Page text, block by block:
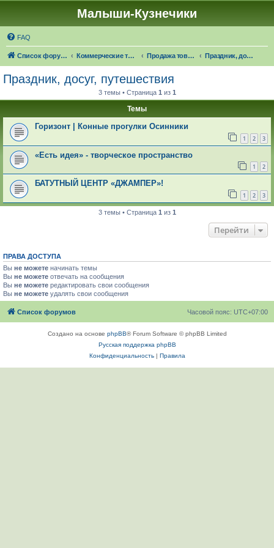
Малыши-Кузнечики
FAQ
Список форумов Коммерческие темы Продажа товаров "в наличии", оказание услуг Праздник, досуг, путешествия
Праздник, досуг, путешествия
3 темы • Страница 1 из 1
Темы
Горизонт | Конные прогулки Осинники
1 2 3
«Есть идея» - творческое пространство
1 2
БАТУТНЫЙ ЦЕНТР «ДЖАМПЕР»!
1 2 3
3 темы • Страница 1 из 1
Перейти
ПРАВА ДОСТУПА
Вы не можете начинать темы
Вы не можете отвечать на сообщения
Вы не можете редактировать свои сообщения
Вы не можете удалять свои сообщения
Список форумов Часовой пояс: UTC+07:00
Создано на основе phpBB® Forum Software © phpBB Limited
Русская поддержка phpBB
Конфиденциальность| Правила